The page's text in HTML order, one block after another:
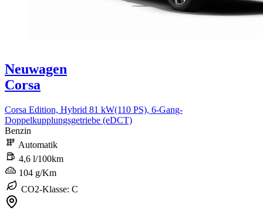
Neuwagen
Corsa
Corsa Edition, Hybrid 81 kW(110 PS), 6-Gang-
Doppelkupplungsgetriebe (eDCT)
Benzin
Automatik
4,6 l/100km
104 g/Km
CO2-Klasse: C